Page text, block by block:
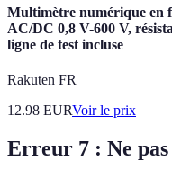
Multimètre numérique en
AC/DC 0,8 V-600 V,
ligne de test incluse
Rakuten FR
12.98 EURVoir le prix
Erreur 7 : Ne pas